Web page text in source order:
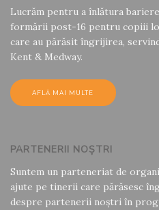
Lucrăm pentru a înlătura
formării post-16 pentru copiii
care au părăsit îngrijirea,
Kent & Medway.
AFLĂ MAI MULTE
PARTENERII NOȘTRI
Suntem un parteneriat de
ajute pe tinerii care părăsesc
despre partenerii noștri în